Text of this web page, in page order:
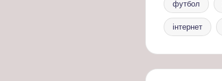
футбол
інтернет